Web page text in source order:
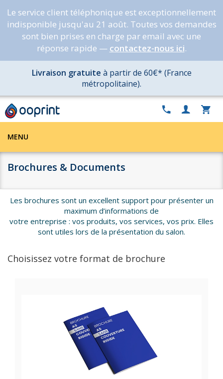
Le service client téléphonique est exceptionnellement
indisponible jusqu'au 21 août. Toutes vos demandes
sont bien prises en charge par email avec une
réponse rapide — contactez-nous ici.
Livraison gratuite à partir de 60€* (France
métropolitaine).
MENU
Brochures & Documents
Les brochures sont un excellent support pour présenter un
maximum d’informations de
votre entreprise : vos produits, vos services, vos prix. Elles
sont utiles lors de la présentation du salon.
Choisissez votre format de brochure